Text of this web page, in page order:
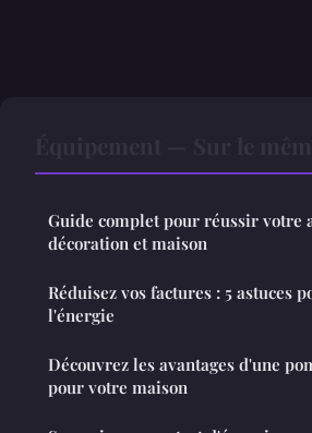
Guide complet pour réussir votre
décoration et maison
Réduisez vos factures : 5 astuces
l'énergie
Découvrez les avantages d'une
pour votre maison